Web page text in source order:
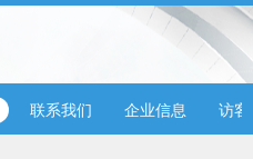
联系我们 企业信息 访客